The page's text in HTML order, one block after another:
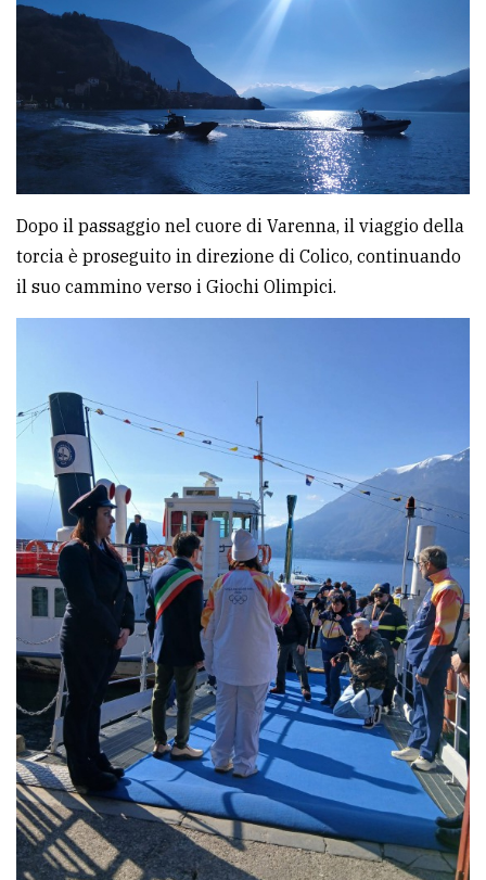
Dopo il passaggio nel cuore di Varenna, il viaggio della
torcia è proseguito in direzione di Colico, continuando
il suo cammino verso i Giochi Olimpici.